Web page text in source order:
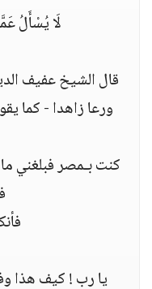
لَا يُسْأَلُ
قال الشيخ عفيف
ورعا زاهدا - كما
كنت بـمصر فبلغني
يا رب ! كيف هذا